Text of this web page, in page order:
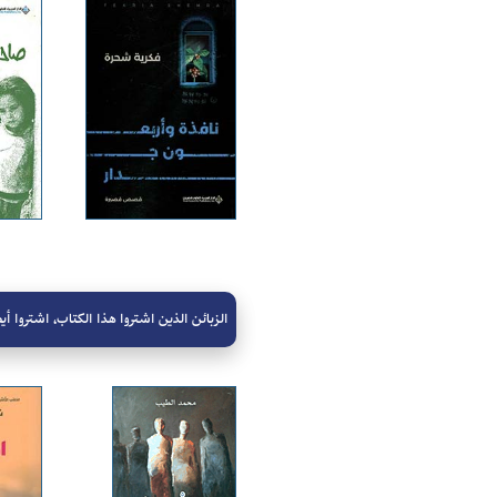
الزبائن الذين اشتروا هذا الكتاب، اشتروا